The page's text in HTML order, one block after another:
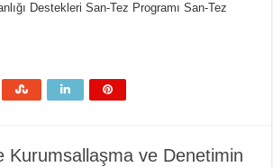
Destekleri San-Tez Programı San-Tez
Kurumsallaşma ve Denetimin